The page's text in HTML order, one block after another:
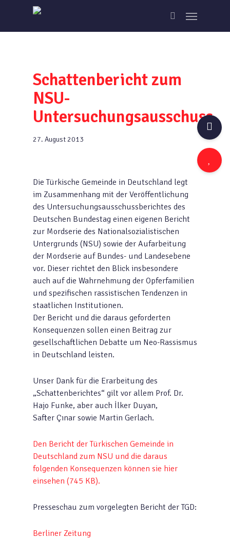
main
search
Menu
Schattenbericht zum
NSU-
Untersuchungsausschuss
27. August 2013
Die Türkische Gemeinde in Deutschland legt
im Zusammenhang mit der Veröffentlichung
des Untersuchungsausschussberichtes des
Deutschen Bundestag einen eigenen Bericht
zur Mordserie des Nationalsozialistischen
Untergrunds (NSU) sowie der Aufarbeitung
der Mordserie auf Bundes- und Landesebene
vor. Dieser richtet den Blick insbesondere
auch auf die Wahrnehmung der Opferfamilien
und spezifischen rassistischen Tendenzen in
staatlichen Institutionen.
Der Bericht und die daraus geforderten
Konsequenzen sollen einen Beitrag zur
gesellschaftlichen Debatte um Neo-Rassismus
in Deutschland leisten.
Unser Dank für die Erarbeitung des
„Schattenberichtes“ gilt vor allem Prof. Dr.
Hajo Funke, aber auch İlker Duyan,
Safter Çınar sowie Martin Gerlach.
Den Bericht der Türkischen Gemeinde in
Deutschland zum NSU und die daraus
folgenden Konsequenzen können sie hier
einsehen (745 KB).
Presseschau zum vorgelegten Bericht der TGD:
Berliner Zeitung